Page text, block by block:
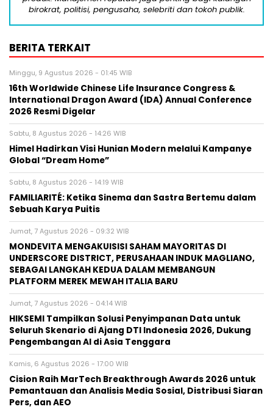
birokrat, politisi, pengusaha, selebriti dan tokoh publik.
BERITA TERKAIT
Minggu, 9 Agustus 2026 - 01:45 WIB
16th Worldwide Chinese Life Insurance Congress &
International Dragon Award (IDA) Annual Conference
2026 Resmi Digelar
Sabtu, 8 Agustus 2026 - 14:26 WIB
Himel Hadirkan Visi Hunian Modern melalui Kampanye
Global “Dream Home”
Sabtu, 8 Agustus 2026 - 14:19 WIB
FAMILIARITÉ: Ketika Sinema dan Sastra Bertemu dalam
Sebuah Karya Puitis
Jumat, 7 Agustus 2026 - 09:32 WIB
MONDEVITA MENGAKUISISI SAHAM MAYORITAS DI
UNDERSCORE DISTRICT, PERUSAHAAN INDUK MAGLIANO,
SEBAGAI LANGKAH KEDUA DALAM MEMBANGUN
PLATFORM MEREK MEWAH ITALIA BARU
Jumat, 7 Agustus 2026 - 04:14 WIB
HIKSEMI Tampilkan Solusi Penyimpanan Data untuk
Seluruh Skenario di Ajang DTI Indonesia 2026, Dukung
Pengembangan AI di Asia Tenggara
Kamis, 6 Agustus 2026 - 17:00 WIB
Cision Raih MarTech Breakthrough Awards 2026 untuk
Pemantauan dan Analisis Media Sosial, Distribusi Siaran
Pers, dan AEO